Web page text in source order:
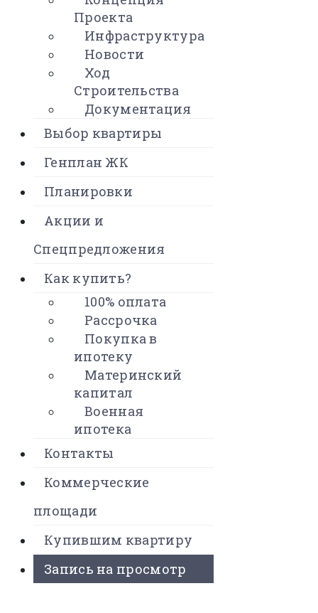
Проекта
Инфраструктура
Новости
Ход
Строительства
Документация
Выбор квартиры
Генплан ЖК
Планировки
Акции и
Спецпредложения
Как купить?
100% оплата
Рассрочка
Покупка в
ипотеку
Материнский
капитал
Военная
ипотека
Контакты
Коммерческие
площади
Купившим квартиру
Запись на просмотр